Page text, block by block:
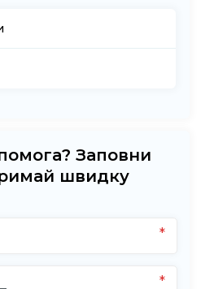
Заповни
швидку